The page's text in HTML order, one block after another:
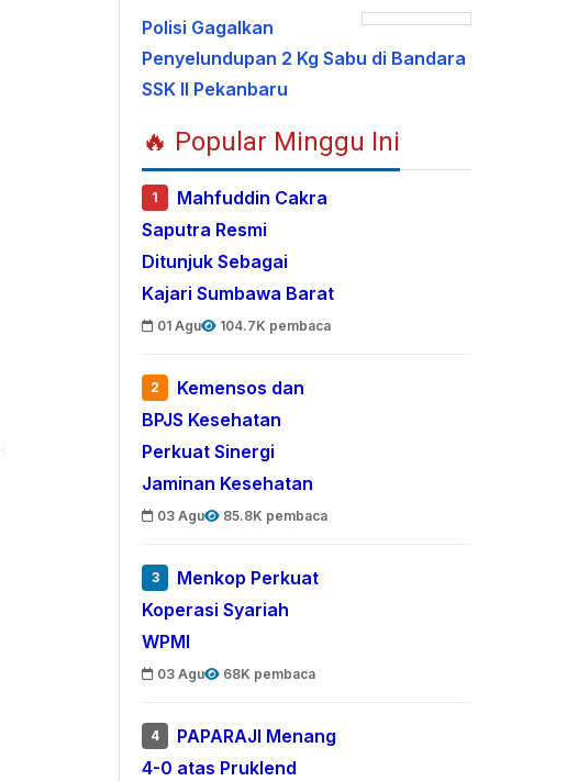
Polisi Gagalkan
Penyelundupan 2 Kg Sabu di Bandara
SSK II Pekanbaru
🔥 Popular Minggu Ini
1
Mahfuddin Cakra
Saputra Resmi
Ditunjuk Sebagai
Kajari Sumbawa Barat
01 Agu 104.7K pembaca
2
Kemensos dan
BPJS Kesehatan
Perkuat Sinergi
Jaminan Kesehatan
03 Agu 85.8K pembaca
3
Menkop Perkuat
Koperasi Syariah
WPMI
03 Agu 68K pembaca
4
PAPARAJI Menang
4-0 atas Pruklend